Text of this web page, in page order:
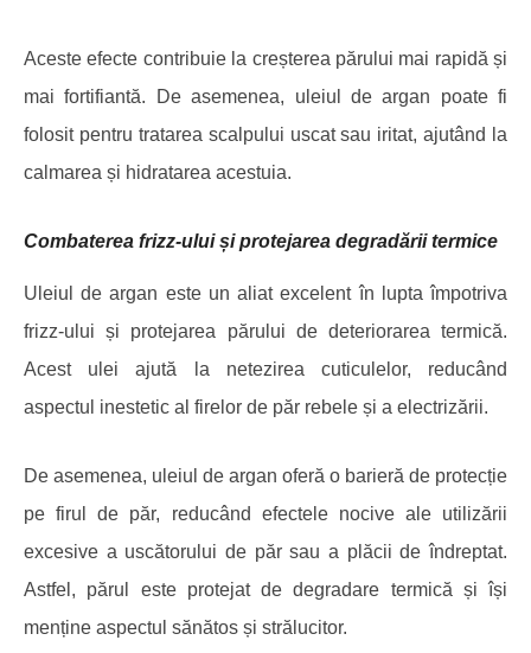
Aceste efecte contribuie la creșterea părului mai rapidă și
mai fortifiantă. De asemenea, uleiul de argan poate fi
folosit pentru tratarea scalpului uscat sau iritat, ajutând la
calmarea și hidratarea acestuia.
Combaterea frizz-ului și protejarea degradării termice
Uleiul de argan este un aliat excelent în lupta împotriva
frizz-ului și protejarea părului de deteriorarea termică.
Acest ulei ajută la netezirea cuticulelor, reducând
aspectul inestetic al firelor de păr rebele și a electrizării.
De asemenea, uleiul de argan oferă o barieră de protecție
pe firul de păr, reducând efectele nocive ale utilizării
excesive a uscătorului de păr sau a plăcii de îndreptat.
Astfel, părul este protejat de degradare termică și își
menține aspectul sănătos și strălucitor.